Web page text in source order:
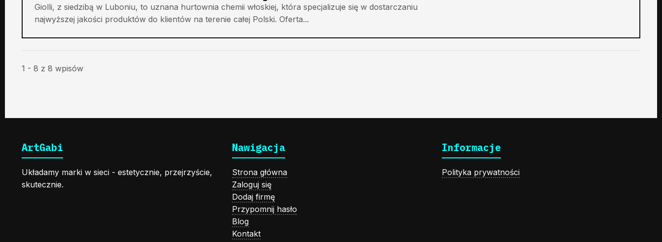
Giolli, z siedzibą w Luboniu, to uznana hurtownia chemii włoskiej, która specjalizuje się w dostarczaniu
najwyższej jakości produktów do klientów na terenie całej Polski. Oferta...
1 - 8 z 8 wpisów
ArtGabi
Układamy marki w sieci - estetycznie, przejrzyście,
skutecznie.
Nawigacja
Strona główna
Zaloguj się
Dodaj firmę
Przypomnij hasło
Blog
Kontakt
Informacje
Polityka prywatności